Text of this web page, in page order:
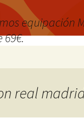
equipación
69€.
real